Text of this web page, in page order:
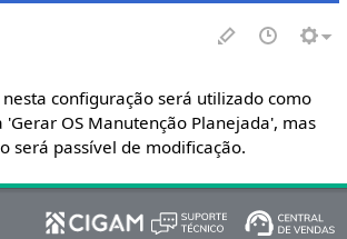
configuração será utilizado como
OS Manutenção Planejada', mas
será passível de modificação.